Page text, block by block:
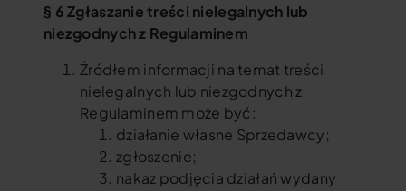
§ 6 Zgłaszanie treści nielegalnych lub
niezgodnych z Regulaminem
Źródłem informacji na temat treści
nielegalnych lub niezgodnych z
Regulaminem może być:
działanie własne Sprzedawcy;
zgłoszenie;
nakaz podjęcia działań wydany